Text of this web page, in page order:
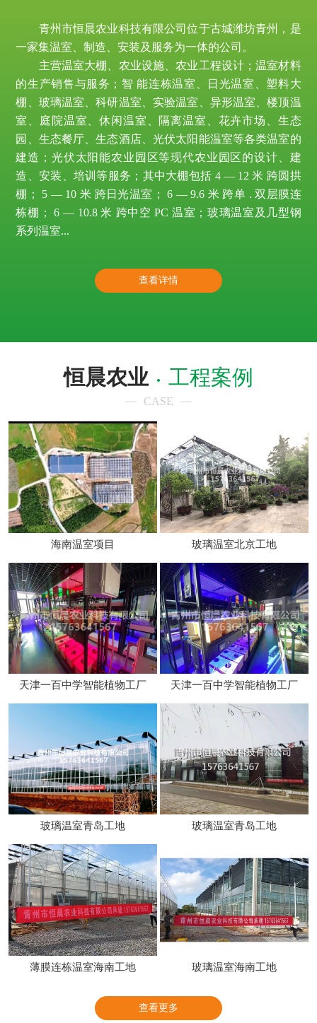
青州市恒晨农业科技有限公司位于古城潍坊青州，是
一家集温室、制造、安装及服务为一体的公司。
主营温室大棚、农业设施、农业工程设计；温室材料
的生产销售与服务；智 能连栋温室、日光温室、塑料大
棚、玻璃温室、科研温室、实验温室、异形温室、楼顶温
室、庭院温室、休闲温室、隔离温室、花卉市场、生态
园、生态餐厅、生态酒店、光伏太阳能温室等各类温室的
建造；光伏太阳能农业园区等现代农业园区的设计、建
造、安装、培训等服务；其中大棚包括 4 — 12 米 跨圆拱
棚； 5 — 10 米 跨日光温室； 6 — 9.6 米 跨单 . 双层膜连
栋棚； 6 — 10.8 米 跨中空 PC 温室；玻璃温室及几型钢
系列温室...
查看详情
恒晨农业 工程案例
CASE
海南温室项目 玻璃温室北京工地
天津一百中学智能植物工厂 天津一百中学智能植物工厂
玻璃温室青岛工地 玻璃温室青岛工地
薄膜连栋温室海南工地 玻璃温室海南工地
查看更多